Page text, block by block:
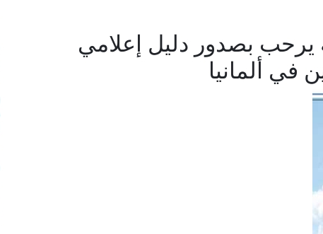
يرحب بصدور دليل إعلامي
في ألمانيا